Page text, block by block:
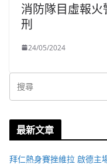
消防隊目虛報
刑
24/05/2024
最新文章
拜仁熱身賽挫維拉 啟德主